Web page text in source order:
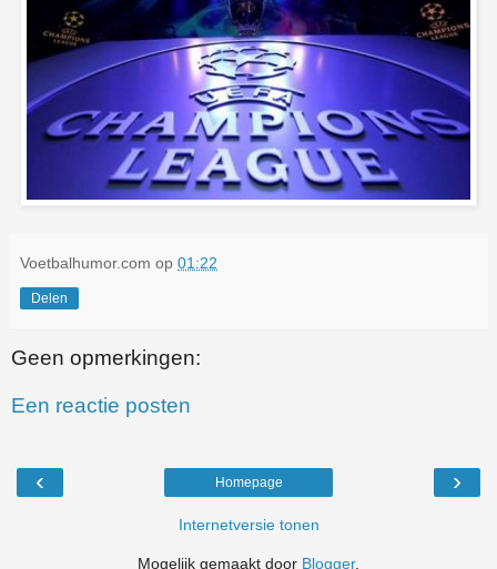
Voetbalhumor.com op 01:22
Delen
Geen opmerkingen:
Een reactie posten
‹ ›
Homepage
Internetversie tonen
Mogelijk gemaakt door Blogger.